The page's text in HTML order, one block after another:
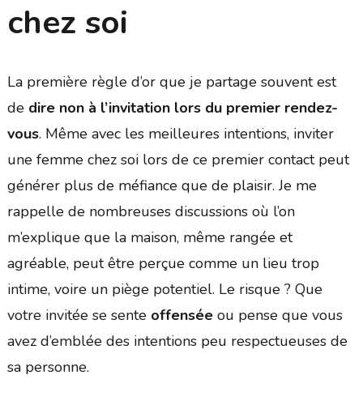
chez soi
La première règle d’or que je partage souvent est
de dire non à l’invitation lors du premier rendez-
vous. Même avec les meilleures intentions, inviter
une femme chez soi lors de ce premier contact peut
générer plus de méfiance que de plaisir. Je me
rappelle de nombreuses discussions où l’on
m’explique que la maison, même rangée et
agréable, peut être perçue comme un lieu trop
intime, voire un piège potentiel. Le risque ? Que
votre invitée se sente offenséeou pense que vous
avez d’emblée des intentions peu respectueuses de
sa personne.